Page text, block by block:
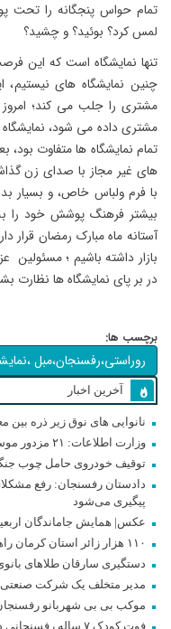
تمام حواس پنجگانه را تحت
لمس کرد؟ بوئید؟ و چشید؟
تنها نمایشگاه است که این
چنین نمایشگاه های نیستیم،
مشتری را جلب می کند؛
مشتری داده می شود، نمایشگاه
تمام نمایشگاه ها متفاوت بود،
های غیر مجاز با صدای زن
با فرم ولباس خاص، و بسیار
بیشتر فرهنگ پوشش خود را
آستانه ماه مبارک رمضان قرار
بازار داشته باشیم ؛
در بر پای نمایشگاه ها نظارت
برچسب ها:
روراستی،رفسنجان،مبل
آخرین اخبار
نانوایی های نوق زیر ذره بین
وزارت اطلاعات: ۲۱ مزدور موساد و ۴ شرور مسلح در کرمان بازداشت شدند
توقیف خودروی حامل چوب
دادستان رفسنجان: رفع
پیگیری می‌شود
عکس| همایش جاماندگان
۱۱۰ هزار زائر استان کرمان راهی سفر اربعین شدند
دستگیری سارقان طلاهای
مدیر متخلف یک شرکت صنعتی
موکب بی بی شهربانو
فوت کودک ۷ ساله رفسنجانی در سانحه رانندگی